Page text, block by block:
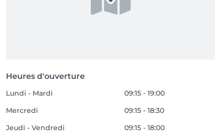
Heures d'ouverture
Lundi - Mardi
09:15 - 19:00
Mercredi
09:15 - 18:30
Jeudi - Vendredi
09:15 - 18:00